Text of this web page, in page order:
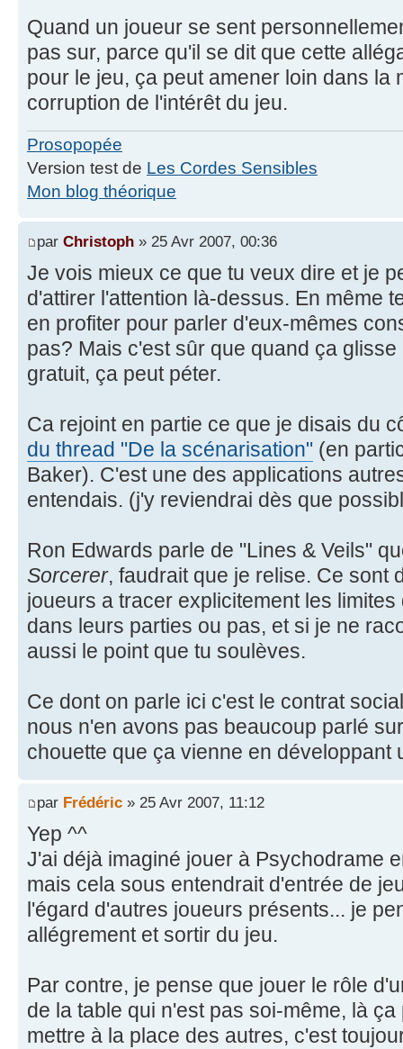
Quand un joueur se sent
pas sur, parce qu'il se dit que cette
pour le jeu, ça peut amener loin dans la
corruption de l'intérêt du jeu.
Prosopopée
Version test de Les Cordes Sensibles
Mon blog théorique
par Christoph » 25 Avr 2007, 00:36
Je vois mieux ce que tu veux dire et je
d'attirer l'attention là-dessus. En même
en profiter pour parler d'eux-mêmes
pas? Mais c'est sûr que quand ça
gratuit, ça peut péter.
Ca rejoint en partie ce que je disais du
du thread "De la scénarisation" (en
Baker). C'est une des applications
entendais. (j'y reviendrai dès que
Ron Edwards parle de "Lines & Veils"
Sorcerer, faudrait que je relise. Ce sont
joueurs a tracer explicitement les
dans leurs parties ou pas, et si je ne
aussi le point que tu soulèves.
Ce dont on parle ici c'est le contrat
nous n'en avons pas beaucoup parlé
chouette que ça vienne en développant
par Frédéric » 25 Avr 2007, 11:12
Yep ^^
J'ai déjà imaginé jouer à Psychodrame
mais cela sous entendrait d'entrée de
l'égard d'autres joueurs présents... je
allégrement et sortir du jeu.
Par contre, je pense que jouer le rôle
de la table qui n'est pas soi-même, là
mettre à la place des autres, c'est